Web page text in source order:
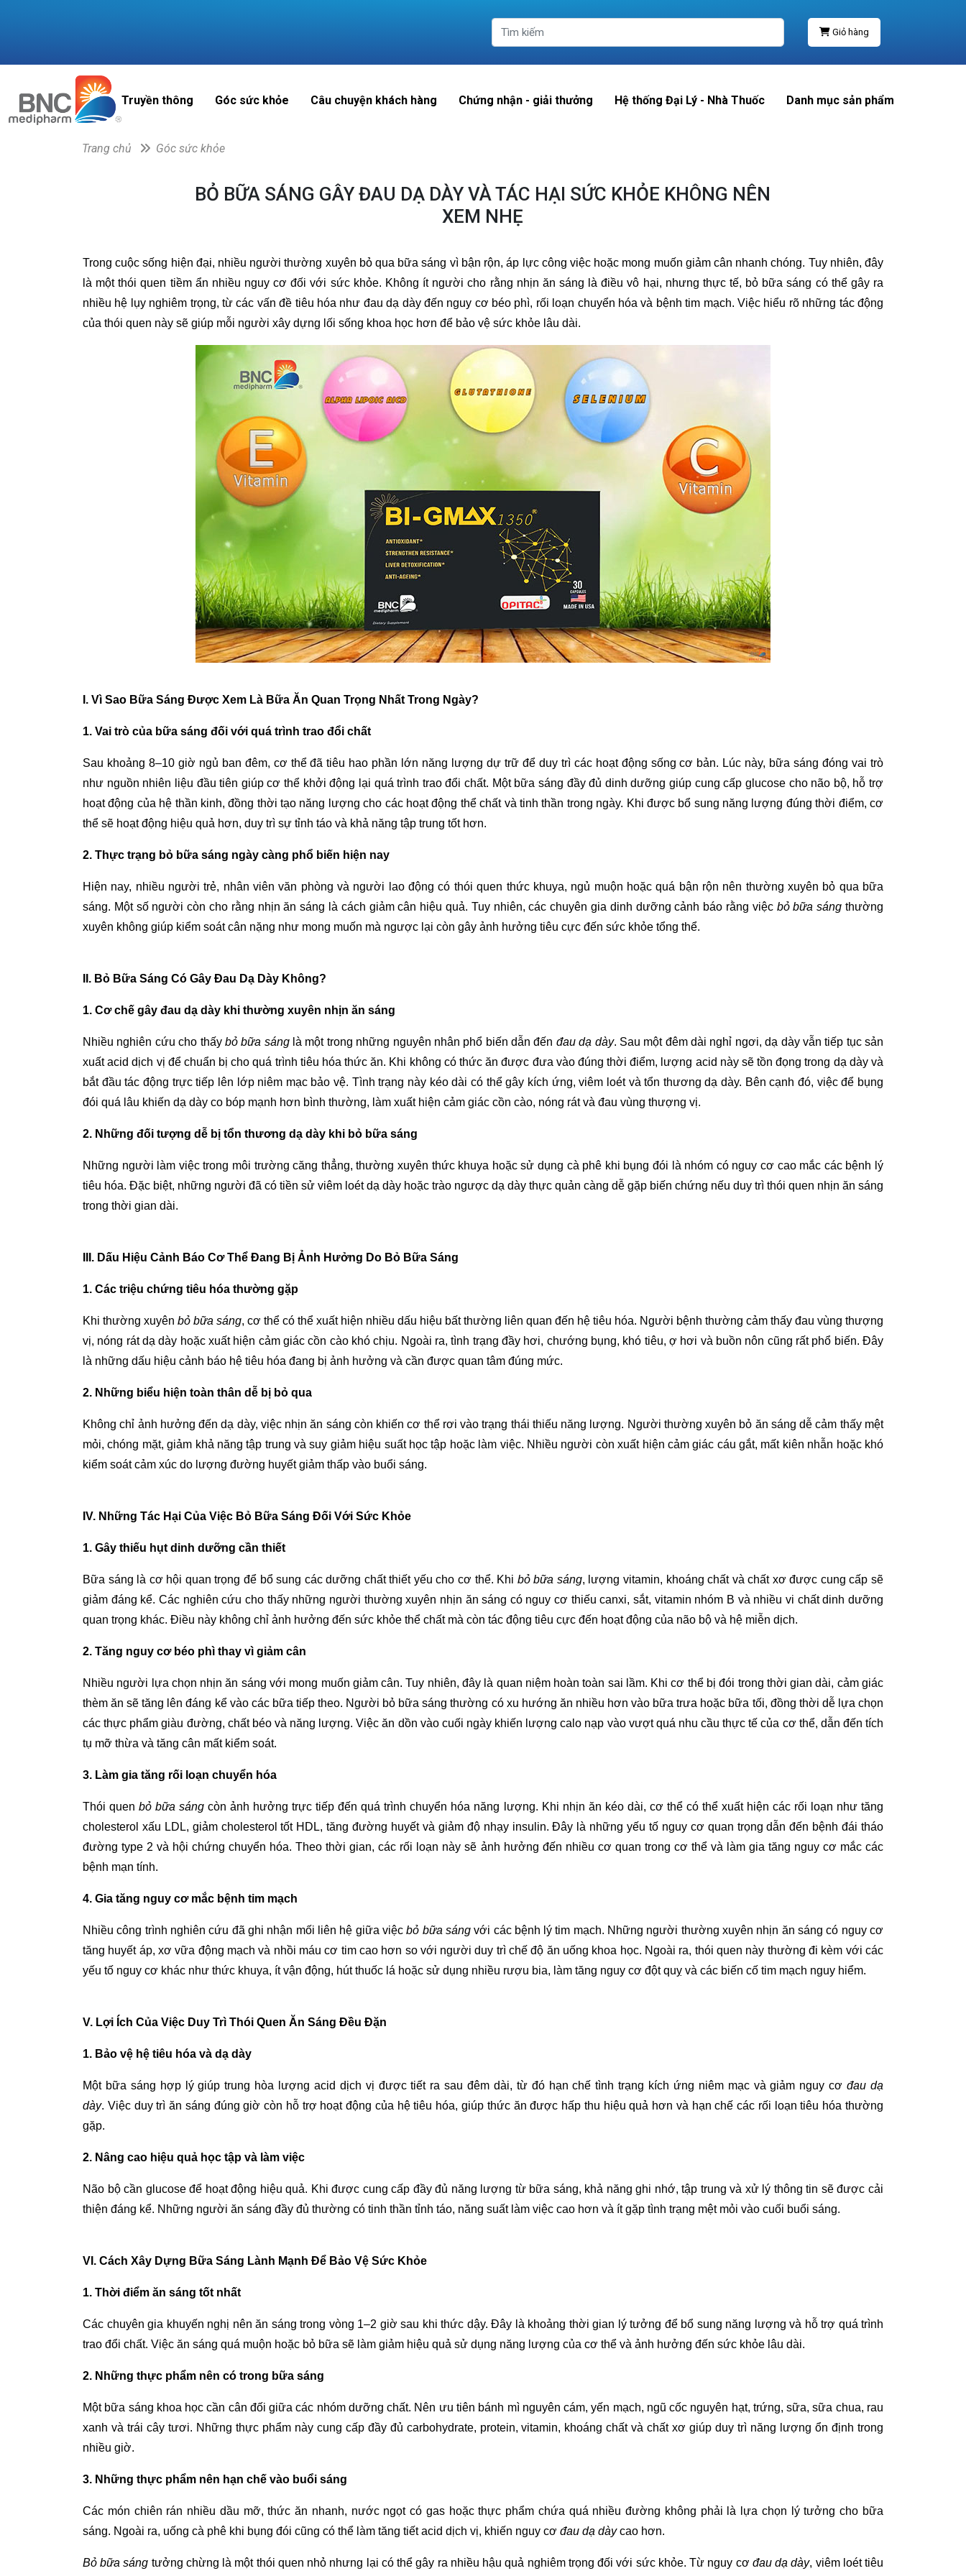
Giỏ hàng
Truyền thông Góc sức khỏe Câu chuyện khách hàng Chứng nhận - giải thưởng Hệ thống Đại Lý - Nhà Thuốc Danh mục sản phẩm
Trang chủ Góc sức khỏe
BỎ BỮA SÁNG GÂY ĐAU DẠ DÀY VÀ TÁC HẠI SỨC KHỎE KHÔNG NÊN
XEM NHẸ
Trong cuộc sống hiện đại, nhiều người thường xuyên bỏ qua bữa sáng vì bận rộn, áp lực công việc hoặc mong muốn giảm cân nhanh chóng. Tuy nhiên, đây
là một thói quen tiềm ẩn nhiều nguy cơ đối với sức khỏe. Không ít người cho rằng nhịn ăn sáng là điều vô hại, nhưng thực tế, bỏ bữa sáng có thể gây ra
nhiều hệ lụy nghiêm trọng, từ các vấn đề tiêu hóa như đau dạ dày đến nguy cơ béo phì, rối loạn chuyển hóa và bệnh tim mạch. Việc hiểu rõ những tác động
của thói quen này sẽ giúp mỗi người xây dựng lối sống khoa học hơn để bảo vệ sức khỏe lâu dài.
I. Vì Sao Bữa Sáng Được Xem Là Bữa Ăn Quan Trọng Nhất Trong Ngày?
1. Vai trò của bữa sáng đối với quá trình trao đổi chất
Sau khoảng 8–10 giờ ngủ ban đêm, cơ thể đã tiêu hao phần lớn năng lượng dự trữ để duy trì các hoạt động sống cơ bản. Lúc này, bữa sáng đóng vai trò
như nguồn nhiên liệu đầu tiên giúp cơ thể khởi động lại quá trình trao đổi chất. Một bữa sáng đầy đủ dinh dưỡng giúp cung cấp glucose cho não bộ, hỗ trợ
hoạt động của hệ thần kinh, đồng thời tạo năng lượng cho các hoạt động thể chất và tinh thần trong ngày. Khi được bổ sung năng lượng đúng thời điểm, cơ
thể sẽ hoạt động hiệu quả hơn, duy trì sự tỉnh táo và khả năng tập trung tốt hơn.
2. Thực trạng bỏ bữa sáng ngày càng phổ biến hiện nay
Hiện nay, nhiều người trẻ, nhân viên văn phòng và người lao động có thói quen thức khuya, ngủ muộn hoặc quá bận rộn nên thường xuyên bỏ qua bữa
sáng. Một số người còn cho rằng nhịn ăn sáng là cách giảm cân hiệu quả. Tuy nhiên, các chuyên gia dinh dưỡng cảnh báo rằng việc bỏ bữa sáng thường
xuyên không giúp kiểm soát cân nặng như mong muốn mà ngược lại còn gây ảnh hưởng tiêu cực đến sức khỏe tổng thể.
II. Bỏ Bữa Sáng Có Gây Đau Dạ Dày Không?
1. Cơ chế gây đau dạ dày khi thường xuyên nhịn ăn sáng
Nhiều nghiên cứu cho thấy bỏ bữa sánglà một trong những nguyên nhân phổ biến dẫn đến đau dạ dày. Sau một đêm dài nghỉ ngơi, dạ dày vẫn tiếp tục sản
xuất acid dịch vị để chuẩn bị cho quá trình tiêu hóa thức ăn. Khi không có thức ăn được đưa vào đúng thời điểm, lượng acid này sẽ tồn đọng trong dạ dày và
bắt đầu tác động trực tiếp lên lớp niêm mạc bảo vệ. Tình trạng này kéo dài có thể gây kích ứng, viêm loét và tổn thương dạ dày. Bên cạnh đó, việc để bụng
đói quá lâu khiến dạ dày co bóp mạnh hơn bình thường, làm xuất hiện cảm giác cồn cào, nóng rát và đau vùng thượng vị.
2. Những đối tượng dễ bị tổn thương dạ dày khi bỏ bữa sáng
Những người làm việc trong môi trường căng thẳng, thường xuyên thức khuya hoặc sử dụng cà phê khi bụng đói là nhóm có nguy cơ cao mắc các bệnh lý
tiêu hóa. Đặc biệt, những người đã có tiền sử viêm loét dạ dày hoặc trào ngược dạ dày thực quản càng dễ gặp biến chứng nếu duy trì thói quen nhịn ăn sáng
trong thời gian dài.
III. Dấu Hiệu Cảnh Báo Cơ Thể Đang Bị Ảnh Hưởng Do Bỏ Bữa Sáng
1. Các triệu chứng tiêu hóa thường gặp
Khi thường xuyên bỏ bữa sáng, cơ thể có thể xuất hiện nhiều dấu hiệu bất thường liên quan đến hệ tiêu hóa. Người bệnh thường cảm thấy đau vùng thượng
vị, nóng rát dạ dày hoặc xuất hiện cảm giác cồn cào khó chịu. Ngoài ra, tình trạng đầy hơi, chướng bụng, khó tiêu, ợ hơi và buồn nôn cũng rất phổ biến. Đây
là những dấu hiệu cảnh báo hệ tiêu hóa đang bị ảnh hưởng và cần được quan tâm đúng mức.
2. Những biểu hiện toàn thân dễ bị bỏ qua
Không chỉ ảnh hưởng đến dạ dày, việc nhịn ăn sáng còn khiến cơ thể rơi vào trạng thái thiếu năng lượng. Người thường xuyên bỏ ăn sáng dễ cảm thấy mệt
mỏi, chóng mặt, giảm khả năng tập trung và suy giảm hiệu suất học tập hoặc làm việc. Nhiều người còn xuất hiện cảm giác cáu gắt, mất kiên nhẫn hoặc khó
kiểm soát cảm xúc do lượng đường huyết giảm thấp vào buổi sáng.
IV. Những Tác Hại Của Việc Bỏ Bữa Sáng Đối Với Sức Khỏe
1. Gây thiếu hụt dinh dưỡng cần thiết
Bữa sáng là cơ hội quan trọng để bổ sung các dưỡng chất thiết yếu cho cơ thể. Khi bỏ bữa sáng, lượng vitamin, khoáng chất và chất xơ được cung cấp sẽ
giảm đáng kể. Các nghiên cứu cho thấy những người thường xuyên nhịn ăn sáng có nguy cơ thiếu canxi, sắt, vitamin nhóm B và nhiều vi chất dinh dưỡng
quan trọng khác. Điều này không chỉ ảnh hưởng đến sức khỏe thể chất mà còn tác động tiêu cực đến hoạt động của não bộ và hệ miễn dịch.
2. Tăng nguy cơ béo phì thay vì giảm cân
Nhiều người lựa chọn nhịn ăn sáng với mong muốn giảm cân. Tuy nhiên, đây là quan niệm hoàn toàn sai lầm. Khi cơ thể bị đói trong thời gian dài, cảm giác
thèm ăn sẽ tăng lên đáng kể vào các bữa tiếp theo. Người bỏ bữa sáng thường có xu hướng ăn nhiều hơn vào bữa trưa hoặc bữa tối, đồng thời dễ lựa chọn
các thực phẩm giàu đường, chất béo và năng lượng. Việc ăn dồn vào cuối ngày khiến lượng calo nạp vào vượt quá nhu cầu thực tế của cơ thể, dẫn đến tích
tụ mỡ thừa và tăng cân mất kiểm soát.
3. Làm gia tăng rối loạn chuyển hóa
Thói quenbỏ bữa sáng còn ảnh hưởng trực tiếp đến quá trình chuyển hóa năng lượng. Khi nhịn ăn kéo dài, cơ thể có thể xuất hiện các rối loạn như tăng
cholesterol xấu LDL, giảm cholesterol tốt HDL, tăng đường huyết và giảm độ nhạy insulin. Đây là những yếu tố nguy cơ quan trọng dẫn đến bệnh đái tháo
đường type 2 và hội chứng chuyển hóa. Theo thời gian, các rối loạn này sẽ ảnh hưởng đến nhiều cơ quan trong cơ thể và làm gia tăng nguy cơ mắc các
bệnh mạn tính.
4. Gia tăng nguy cơ mắc bệnh tim mạch
Nhiều công trình nghiên cứu đã ghi nhận mối liên hệ giữa việcbỏ bữa sángvới các bệnh lý tim mạch. Những người thường xuyên nhịn ăn sáng có nguy cơ
tăng huyết áp, xơ vữa động mạch và nhồi máu cơ tim cao hơn so với người duy trì chế độ ăn uống khoa học. Ngoài ra, thói quen này thường đi kèm với các
yếu tố nguy cơ khác như thức khuya, ít vận động, hút thuốc lá hoặc sử dụng nhiều rượu bia, làm tăng nguy cơ đột quỵ và các biến cố tim mạch nguy hiểm.
V. Lợi Ích Của Việc Duy Trì Thói Quen Ăn Sáng Đều Đặn
1. Bảo vệ hệ tiêu hóa và dạ dày
Một bữa sáng hợp lý giúp trung hòa lượng acid dịch vị được tiết ra sau đêm dài, từ đó hạn chế tình trạng kích ứng niêm mạc và giảm nguy cơđau dạ
dày. Việc duy trì ăn sáng đúng giờ còn hỗ trợ hoạt động của hệ tiêu hóa, giúp thức ăn được hấp thu hiệu quả hơn và hạn chế các rối loạn tiêu hóa thường
gặp.
2. Nâng cao hiệu quả học tập và làm việc
Não bộ cần glucose để hoạt động hiệu quả. Khi được cung cấp đầy đủ năng lượng từ bữa sáng, khả năng ghi nhớ, tập trung và xử lý thông tin sẽ được cải
thiện đáng kể. Những người ăn sáng đầy đủ thường có tinh thần tỉnh táo, năng suất làm việc cao hơn và ít gặp tình trạng mệt mỏi vào cuối buổi sáng.
VI. Cách Xây Dựng Bữa Sáng Lành Mạnh Để Bảo Vệ Sức Khỏe
1. Thời điểm ăn sáng tốt nhất
Các chuyên gia khuyến nghị nên ăn sáng trong vòng 1–2 giờ sau khi thức dậy. Đây là khoảng thời gian lý tưởng để bổ sung năng lượng và hỗ trợ quá trình
trao đổi chất. Việc ăn sáng quá muộn hoặc bỏ bữa sẽ làm giảm hiệu quả sử dụng năng lượng của cơ thể và ảnh hưởng đến sức khỏe lâu dài.
2. Những thực phẩm nên có trong bữa sáng
Một bữa sáng khoa học cần cân đối giữa các nhóm dưỡng chất. Nên ưu tiên bánh mì nguyên cám, yến mạch, ngũ cốc nguyên hạt, trứng, sữa, sữa chua, rau
xanh và trái cây tươi. Những thực phẩm này cung cấp đầy đủ carbohydrate, protein, vitamin, khoáng chất và chất xơ giúp duy trì năng lượng ổn định trong
nhiều giờ.
3. Những thực phẩm nên hạn chế vào buổi sáng
Các món chiên rán nhiều dầu mỡ, thức ăn nhanh, nước ngọt có gas hoặc thực phẩm chứa quá nhiều đường không phải là lựa chọn lý tưởng cho bữa
sáng. Ngoài ra, uống cà phê khi bụng đói cũng có thể làm tăng tiết acid dịch vị, khiến nguy cơ đau dạ dàycao hơn.
Bỏ bữa sáng tưởng chừng là một thói quen nhỏ nhưng lại có thể gây ra nhiều hậu quả nghiêm trọng đối với sức khỏe. Từ nguy cơ đau dạ dày, viêm loét tiêu